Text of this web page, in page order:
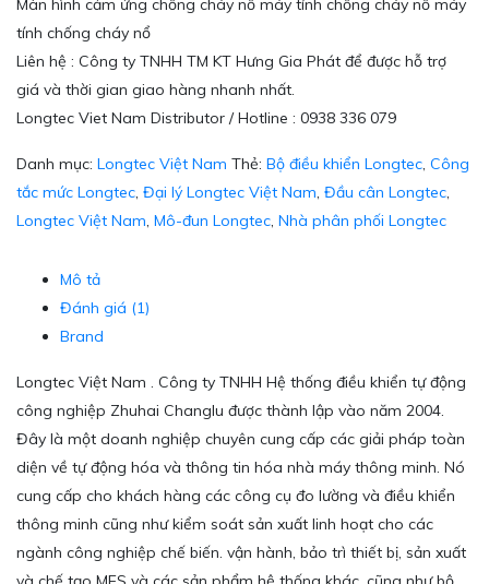
Màn hình cảm ứng chống cháy nổ máy tính chống cháy nổ máy
tính chống cháy nổ
Liên hệ : Công ty TNHH TM KT Hưng Gia Phát để được hỗ trợ
giá và thời gian giao hàng nhanh nhất.
Longtec Viet Nam Distributor / Hotline : 0938 336 079
Danh mục: Longtec Việt Nam Thẻ: Bộ điều khiển Longtec, Công
tắc mức Longtec, Đại lý Longtec Việt Nam, Đầu cân Longtec,
Longtec Việt Nam, Mô-đun Longtec, Nhà phân phối Longtec
Mô tả
Đánh giá (1)
Brand
Longtec Việt Nam . Công ty TNHH Hệ thống điều khiển tự động
công nghiệp Zhuhai Changlu được thành lập vào năm 2004.
Đây là một doanh nghiệp chuyên cung cấp các giải pháp toàn
diện về tự động hóa và thông tin hóa nhà máy thông minh. Nó
cung cấp cho khách hàng các công cụ đo lường và điều khiển
thông minh cũng như kiểm soát sản xuất linh hoạt cho các
ngành công nghiệp chế biến. vận hành, bảo trì thiết bị, sản xuất